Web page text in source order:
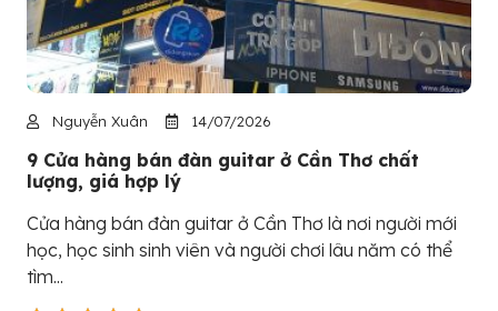
Nguyễn Xuân 14/07/2026
9 Cửa hàng bán đàn guitar ở Cần Thơ chất
lượng, giá hợp lý
Cửa hàng bán đàn guitar ở Cần Thơ là nơi người mới
học, học sinh sinh viên và người chơi lâu năm có thể
tìm...